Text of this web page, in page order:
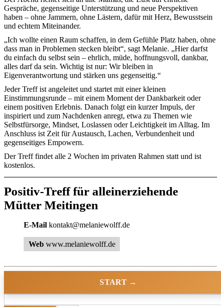
Gespräche, gegenseitige Unterstützung und neue Perspektiven
haben – ohne Jammern, ohne Lästern, dafür mit Herz, Bewusstsein
und echtem Miteinander.
„Ich wollte einen Raum schaffen, in dem Gefühle Platz haben, ohne
dass man in Problemen stecken bleibt“, sagt Melanie. „Hier darfst
du einfach du selbst sein – ehrlich, müde, hoffnungsvoll, dankbar,
alles darf da sein. Wichtig ist nur: Wir bleiben in
Eigenverantwortung und stärken uns gegenseitig.“
Jeder Treff ist angeleitet und startet mit einer kleinen
Einstimmungsrunde – mit einem Moment der Dankbarkeit oder
einem positiven Erlebnis. Danach folgt ein kurzer Impuls, der
inspiriert und zum Nachdenken anregt, etwa zu Themen wie
Selbstfürsorge, Mindset, Loslassen oder Leichtigkeit im Alltag. Im
Anschluss ist Zeit für Austausch, Lachen, Verbundenheit und
gegenseitiges Empowern.
Der Treff findet alle 2 Wochen im privaten Rahmen statt und ist
kostenlos.
Positiv-Treff für alleinerziehende
Mütter Meitingen
E-Mail kontakt@melaniewolff.de
Web www.melaniewolff.de
START →